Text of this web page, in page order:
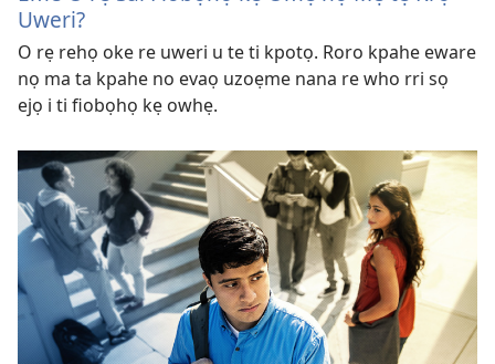
Uweri?
O rẹ rehọ oke re uweri u te ti kpotọ. Roro kpahe eware
nọ ma ta kpahe no evaọ uzoẹme nana re who rri sọ
ejọ i ti fiobọhọ kẹ owhẹ.